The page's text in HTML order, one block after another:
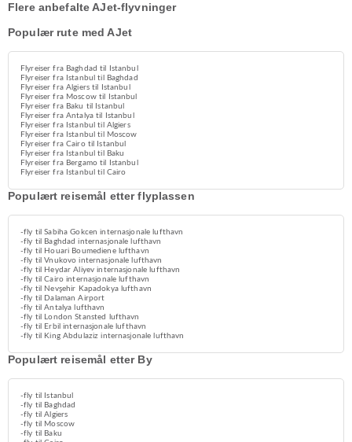
Flere anbefalte AJet-flyvninger
Populær rute med AJet
Flyreiser fra Baghdad til Istanbul
Flyreiser fra Istanbul til Baghdad
Flyreiser fra Algiers til Istanbul
Flyreiser fra Moscow til Istanbul
Flyreiser fra Baku til Istanbul
Flyreiser fra Antalya til Istanbul
Flyreiser fra Istanbul til Algiers
Flyreiser fra Istanbul til Moscow
Flyreiser fra Cairo til Istanbul
Flyreiser fra Istanbul til Baku
Flyreiser fra Bergamo til Istanbul
Flyreiser fra Istanbul til Cairo
Populært reisemål etter flyplassen
-fly til Sabiha Gokcen internasjonale lufthavn
-fly til Baghdad internasjonale lufthavn
-fly til Houari Boumediene lufthavn
-fly til Vnukovo internasjonale lufthavn
-fly til Heydar Aliyev internasjonale lufthavn
-fly til Cairo internasjonale lufthavn
-fly til Nevşehir Kapadokya lufthavn
-fly til Dalaman Airport
-fly til Antalya lufthavn
-fly til London Stansted lufthavn
-fly til Erbil internasjonale lufthavn
-fly til King Abdulaziz internasjonale lufthavn
Populært reisemål etter By
-fly til Istanbul
-fly til Baghdad
-fly til Algiers
-fly til Moscow
-fly til Baku